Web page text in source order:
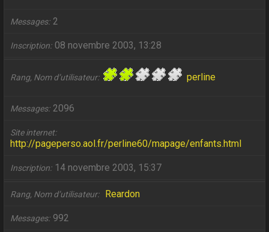
Messages 2
Inscription 08 novembre 2003, 13:28
Rang, Nom d’utilisateur perline
Messages 2096
Site internet
http://pageperso.aol.fr/perline60/mapage/enfants.html
Inscription 14 novembre 2003, 15:37
Rang, Nom d’utilisateur Reardon
Messages 992